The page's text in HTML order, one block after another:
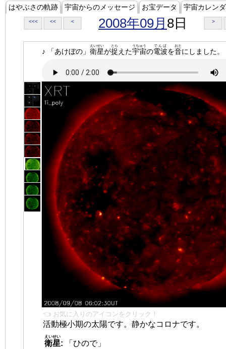
はやぶさの軌跡 宇宙からのメッセージ お宝データ 宇宙カレン
<<< << < 2008年09月 8日 >
♪ 「あけぼの」 衛星
えいせい
が捉
とら
えた宇宙
うちゅう
の電波
でんぱ
を音
おと
にしました。
👈 お気に入りのアイコンをクリック！
活動極小期の太陽です。静かなコロナです。
衛星
えいせい
:
「ひので」